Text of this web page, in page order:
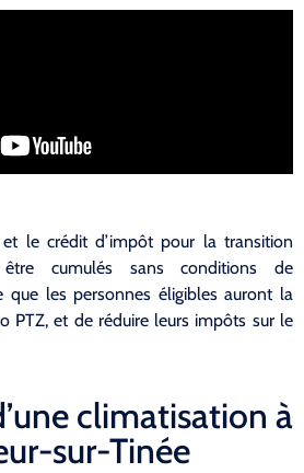
le crédit d’impôt pour la transition
être cumulés sans conditions de
que les personnes éligibles auront la
PTZ, et de réduire leurs impôts sur le
climatisation à
sur-Tinée